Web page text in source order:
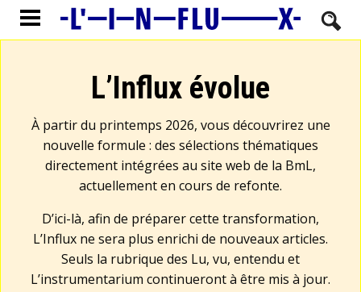
L’Influx évolue
À partir du printemps 2026, vous découvrirez une
nouvelle formule : des sélections thématiques
directement intégrées au site web de la BmL,
actuellement en cours de refonte.
D’ici-là, afin de préparer cette transformation,
L’Influx ne sera plus enrichi de nouveaux articles.
Seuls la rubrique des Lu, vu, entendu et
L’instrumentarium continueront à être mis à jour.